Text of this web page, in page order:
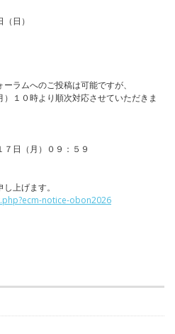
日）
ラムへのご投稿は可能ですが、
１０時より順次対応させていただきま
日（月）０９：５９
上げます。
notice-obon2026